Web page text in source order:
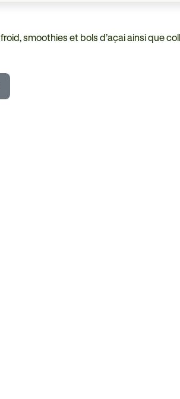
smoothies et bols d’açai ainsi que